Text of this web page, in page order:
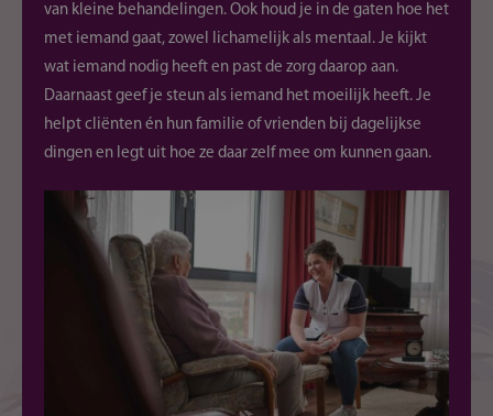
van kleine behandelingen. Ook houd je in de gaten hoe het
met iemand gaat, zowel lichamelijk als mentaal. Je kijkt
wat iemand nodig heeft en past de zorg daarop aan.
Daarnaast geef je steun als iemand het moeilijk heeft. Je
helpt cliënten én hun familie of vrienden bij dagelijkse
dingen en legt uit hoe ze daar zelf mee om kunnen gaan.